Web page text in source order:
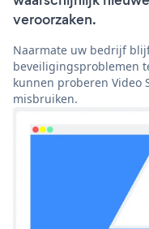
veroorzaken.
Naarmate uw bedrijf
beveiligingsproblemen
kunnen proberen Video
misbruiken.